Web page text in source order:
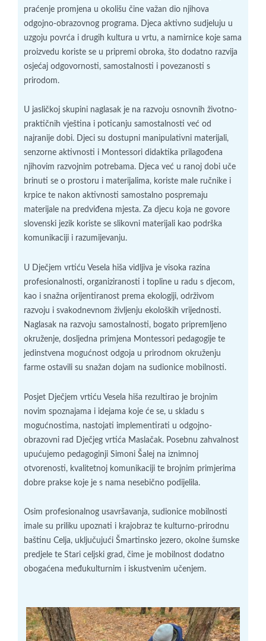
praćenje promjena u okolišu čine važan dio njihova
odgojno-obrazovnog programa. Djeca aktivno sudjeluju u
uzgoju povrća i drugih kultura u vrtu, a namirnice koje sama
proizvedu koriste se u pripremi obroka, što dodatno razvija
osjećaj odgovornosti, samostalnosti i povezanosti s
prirodom.
U jasličkoj skupini naglasak je na razvoju osnovnih životno-
praktičnih vještina i poticanju samostalnosti već od
najranije dobi. Djeci su dostupni manipulativni materijali,
senzorne aktivnosti i Montessori didaktika prilagođena
njihovim razvojnim potrebama. Djeca već u ranoj dobi uče
brinuti se o prostoru i materijalima, koriste male ručnike i
krpice te nakon aktivnosti samostalno pospremaju
materijale na predviđena mjesta. Za djecu koja ne govore
slovenski jezik koriste se slikovni materijali kao podrška
komunikaciji i razumijevanju.
U Dječjem vrtiću Vesela hiša vidljiva je visoka razina
profesionalnosti, organiziranosti i topline u radu s djecom,
kao i snažna orijentiranost prema ekologiji, održivom
razvoju i svakodnevnom življenju ekoloških vrijednosti.
Naglasak na razvoju samostalnosti, bogato pripremljeno
okruženje, dosljedna primjena Montessori pedagogije te
jedinstvena mogućnost odgoja u prirodnom okruženju
farme ostavili su snažan dojam na sudionice mobilnosti.
Posjet Dječjem vrtiću Vesela hiša rezultirao je brojnim
novim spoznajama i idejama koje će se, u skladu s
mogućnostima, nastojati implementirati u odgojno-
obrazovni rad Dječjeg vrtića Maslačak. Posebnu zahvalnost
upućujemo pedagoginji Simoni Šalej na iznimnoj
otvorenosti, kvalitetnoj komunikaciji te brojnim primjerima
dobre prakse koje je s nama nesebično podijelila.
Osim profesionalnog usavršavanja, sudionice mobilnosti
imale su priliku upoznati i krajobraz te kulturno-prirodnu
baštinu Celja, uključujući Šmartinsko jezero, okolne šumske
predjele te Stari celjski grad, čime je mobilnost dodatno
obogaćena međukulturnim i iskustvenim učenjem.